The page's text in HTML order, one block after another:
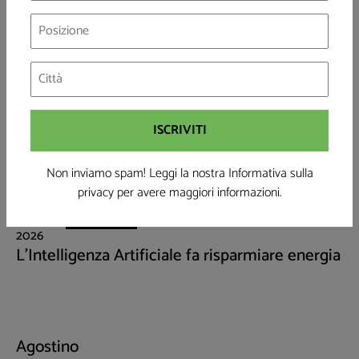
30 Luglio
2026
ARTICOLI
Da conversione a rinnovabili ritorni immediati:
il mio intervento su Staffetta Quotidiana
2026
L'Intelligenza Artificiale fa risparmiare energia
Non inviamo spam! Leggi la nostra Informativa sulla
privacyper avere maggiori informazioni.
Agostino